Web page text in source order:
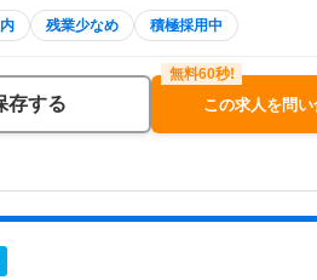
残業少なめ 積極採用中
存する この求人を問